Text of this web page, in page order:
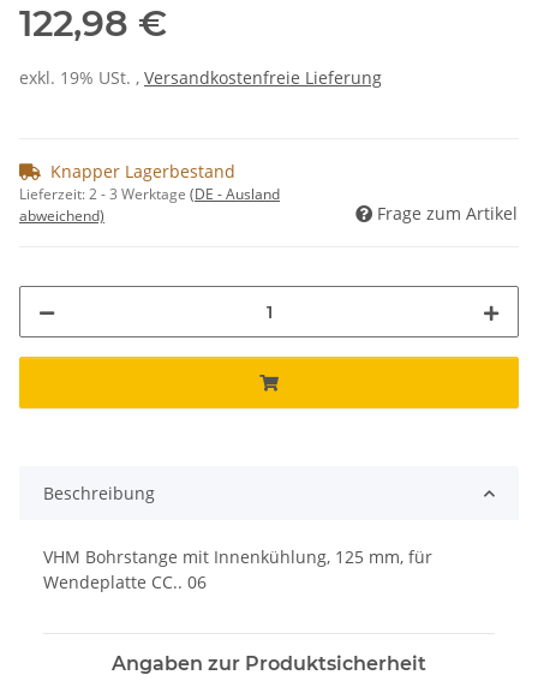
122,98 €
exkl. 19% USt. , Versandkostenfreie Lieferung
Knapper Lagerbestand
Lieferzeit:2 - 3 Werktage (DE - Ausland
abweichend)
Frage zum Artikel
Beschreibung
VHM Bohrstange mit Innenkühlung, 125 mm, für
Wendeplatte CC.. 06
Angaben zur Produktsicherheit